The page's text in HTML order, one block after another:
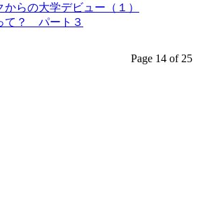
らの大学デビュー（１）
て？ パート３
Page 14 of 25